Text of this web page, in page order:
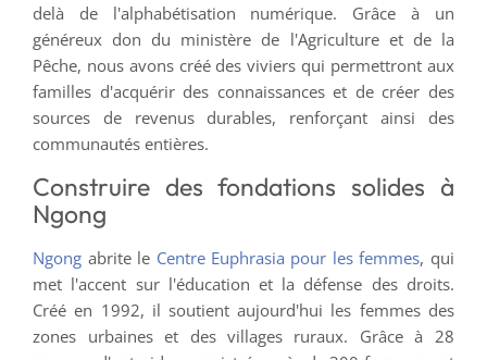
delà de l'alphabétisation numérique. Grâce à un
généreux don du ministère de l'Agriculture et de la
Pêche, nous avons créé des viviers qui permettront aux
familles d'acquérir des connaissances et de créer des
sources de revenus durables, renforçant ainsi des
communautés entières.
Construire des fondations solides à
Ngong
Ngong abrite le Centre Euphrasia pour les femmes, qui
met l'accent sur l'éducation et la défense des droits.
Créé en 1992, il soutient aujourd'hui les femmes des
zones urbaines et des villages ruraux. Grâce à 28